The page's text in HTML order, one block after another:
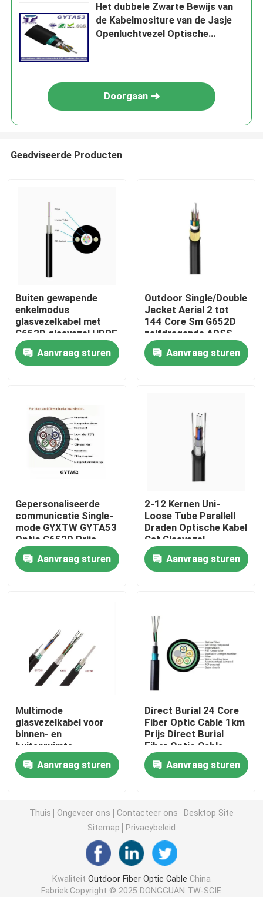
Huis
Ongeveer ons
Fabrieksreis
Kwaliteitscontrole
Contacteer ons
Verzoek om een Citaat
Outdoor Fiber Optic Cable
Binnenvezel Optische Kabel
Vezel optische kabel
Het dubbele Zwarte Bewijs van
de Kabelmositure van de Jasje
Openluchtvezel Optische
Doorgaan
Geadviseerde Producten
Buiten gewapende
enkelmodus
glasvezelkabel met
G652D glasvezel HDPE
jas GYXTW
Aanvraag sturen
Outdoor Single/Double
Jacket Aerial 2 tot
144 Core Sm G652D
zelfdragende ADSS-
vezeloptische kabel
Aanvraag sturen
Gepersonaliseerde
communicatie Single-
mode GYXTW GYTA53
Optic G652D Prijs
Gyxtc8s GYXTY Asu
Fiber Cable
Aanvraag sturen
2-12 Kernen Uni-
Loose Tube Parallell
Draden Optische Kabel
Cst Glasvezel
Aanvraag sturen
Multimode
glasvezelkabel voor
binnen- en
buitenruimte
Aanvraag sturen
Direct Burial 24 Core
Fiber Optic Cable 1km
Prijs Direct Burial
Fiber Optic Cable
Aanvraag sturen
Thuis Ongeveer ons Contacteer ons
Desktop Site
Sitemap
Privacybeleid
Kwaliteit Outdoor Fiber Optic Cable China
Fabriek.Copyright © 2025 DONGGUAN TW-SCIE